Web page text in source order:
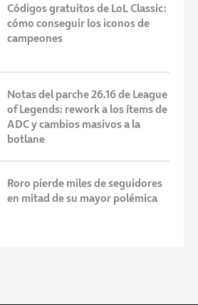
Códigos gratuitos de LoL Classic:
cómo conseguir los iconos de
campeones
Notas del parche 26.16 de League
of Legends: rework a los ítems de
ADC y cambios masivos a la
botlane
Roro pierde miles de seguidores
en mitad de su mayor polémica